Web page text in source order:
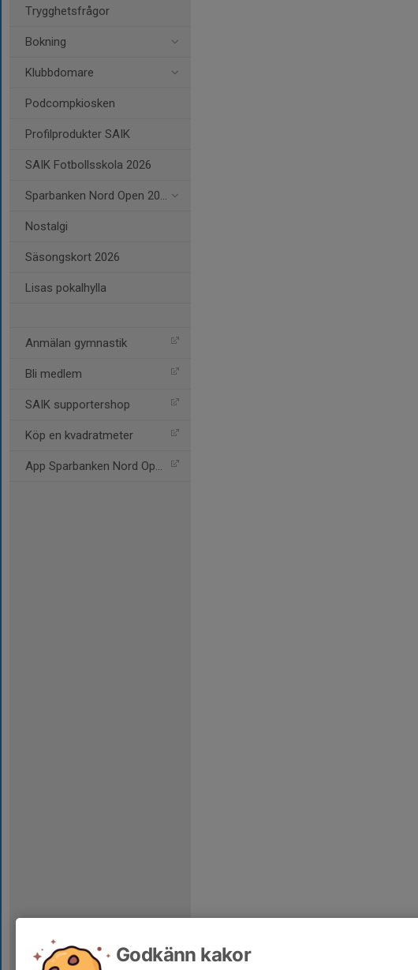
Trygghetsfrågor
Bokning
Klubbdomare
Podcompkiosken
Profilprodukter SAIK
SAIK Fotbollsskola 2026
Sparbanken Nord Open 2026
Nostalgi
Säsongskort 2026
Lisas pokalhylla
Anmälan gymnastik
Bli medlem
SAIK supportershop
Köp en kvadratmeter
App Sparbanken Nord Open
Godkänn kakor